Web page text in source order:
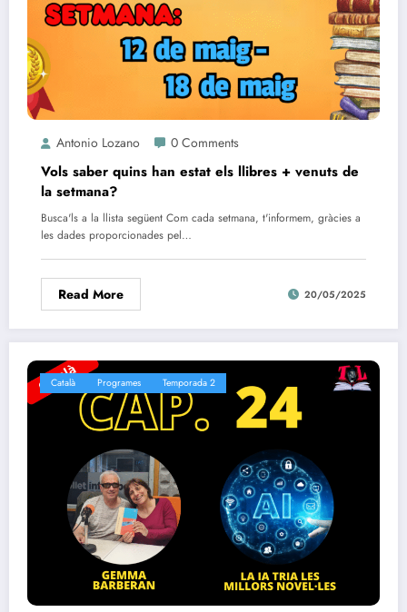
Antonio Lozano 0 Comments
Vols saber quins han estat els llibres + venuts de
la setmana?
Busca'ls a la llista següent Com cada setmana, t'informem, gràcies a
les dades proporcionades pel…
Read More 20/05/2025
Català Programes Temporada 2